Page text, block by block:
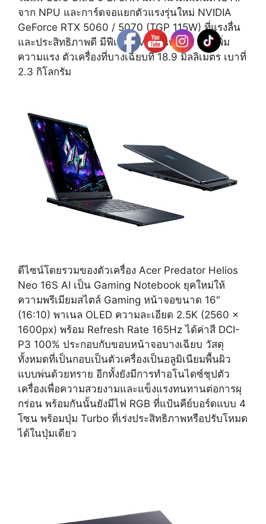
จาก NPU และการ์ดจอแยกตัวแรงรุ่นใหม่ NVIDIA
GeForce RTX 5060 / 5070 (TGP 115W) ที่แรงลื่น
และประสิทธิภาพดี มีฟีเจอร์ MUX switch เพื่อเพิ่ม
ความแรง ตัวเครื่องที่บางเฉียบที่ 18.9 มิลลิเมตร เบาที่
2.3 กิโลกรัม
ดีไซน์โดยรวมของตัวเครื่อง Acer Predator Helios
Neo 16S AI เป็น Gaming Notebook ยุคใหม่ให้
ความพรีเมียมสไตล์ Gaming หน้าจอขนาด 16″
(16:10) พาเนล OLED ความละเอียด 2.5K (2560 x
1600px) พร้อม Refresh Rate 165Hz ได้ค่าสี DCI-
P3 100% ประกอบกับขอบหน้าจอบางเฉียบ วัสดุ
ทั้งหมดที่เป็นกอบเป็นตัวเครื่องเป็นอลูมิเนียมพื้นผิว
แบบพ่นด้วยทราย อีกทั้งยังมีการทำอโนไดซ์ชุปตัว
เครื่องเพื่อความสวยงามและแข็งแรงทนทานต่อการผุ
กร่อน พร้อมกันนั้นยังมีไฟ RGB ที่่แป้นคีย์บอร์ดแบบ 4
โซน พร้อมปุ่ม Turbo ที่เร่งประสิทธิภาพหรือปรับโหมด
ได้ในปุ่มเดียว